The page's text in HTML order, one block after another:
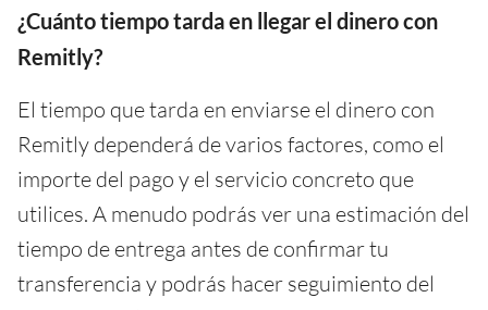
¿Cuánto tiempo tarda en llegar el dinero con
Remitly?
El tiempo que tarda en enviarse el dinero con
Remitly dependerá de varios factores, como el
importe del pago y el servicio concreto que
utilices. A menudo podrás ver una estimación del
tiempo de entrega antes de confirmar tu
transferencia y podrás hacer seguimiento del